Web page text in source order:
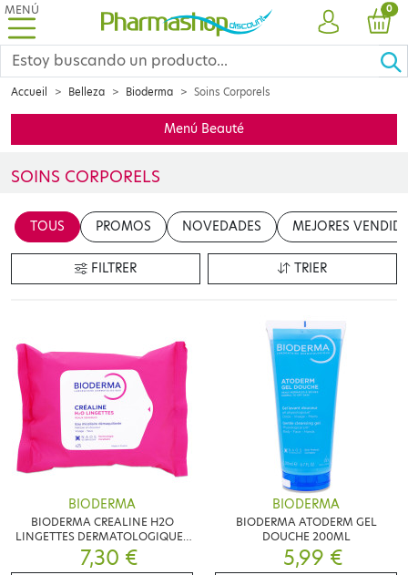
MENÚ
CUENTA
0
Accueil Belleza Bioderma Soins Corporels
Menú Beauté
SOINS CORPORELS
en cliquant sur le bouton "Modifier le contenu"
TOUS PROMOS NOVEDADES MEJORES
FILTRER TRIER
BIODERMA
BIODERMA CREALINE H2O
LINGETTES DERMATOLOGIQUES
X 25
7,30 €
BIODERMA
BIODERMA ATODERM GEL
DOUCHE 200ML
5,99 €